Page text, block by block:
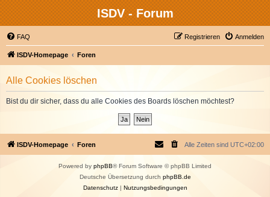
ISDV - Forum
FAQ Anmelden
Registrieren
ISDV-Homepage Foren
Alle Cookies löschen
Bist du dir sicher, dass du alle Cookies des Boards löschen möchtest?
ISDV-Homepage Foren Alle Zeiten sind UTC+02:00
Powered by phpBB® Forum Software © phpBB Limited
Deutsche Übersetzung durch phpBB.de
Datenschutz| Nutzungsbedingungen